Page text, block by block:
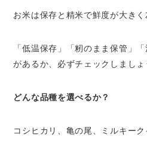
お米は保存と精米で鮮度が大きく
「低温保存」「籾のまま保管」
があるか、必ずチェックしましょ
どんな品種を選べるか？
コシヒカリ、亀の尾、ミルキーク